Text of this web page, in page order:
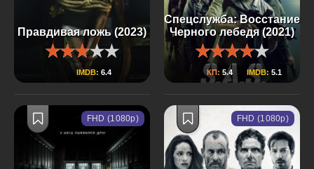
Правдивая ложь (2023)
IMDB: 6.4
Спецслужба: Восстание
Черного лебедя (2021)
КП: 5.4 IMDB: 5.1
FHD (1080p) FHD (1080p)